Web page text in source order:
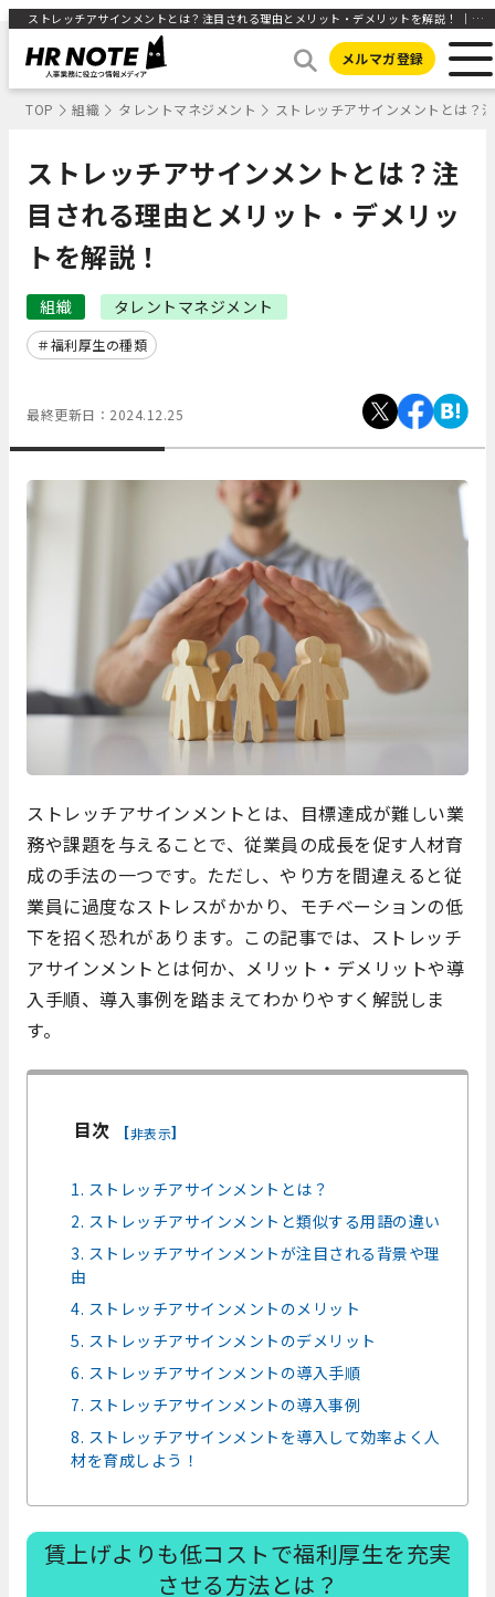
ストレッチアサインメントとは？注目される理由とメリット・デメリットを解説！ ｜HR NOTE
メルマガ登録
TOP 組織 タレントマネジメント ストレッチアサインメントとは？
ストレッチアサインメントとは？注
目される理由とメリット・デメリッ
トを解説！
組織 タレントマネジメント
福利厚生の種類
最終更新日： 2024.12.25
ストレッチアサインメントとは、目標達成が難しい業
務や課題を与えることで、従業員の成長を促す人材育
成の手法の一つです。ただし、やり方を間違えると従
業員に過度なストレスがかかり、モチベーションの低
下を招く恐れがあります。この記事では、ストレッチ
アサインメントとは何か、メリット・デメリットや導
入手順、導入事例を踏まえてわかりやすく解説しま
す。
目次 [非表示]
1. ストレッチアサインメントとは？
2. ストレッチアサインメントと類似する用語の違い
3. ストレッチアサインメントが注目される背景や理
由
4. ストレッチアサインメントのメリット
5. ストレッチアサインメントのデメリット
6. ストレッチアサインメントの導入手順
7. ストレッチアサインメントの導入事例
8. ストレッチアサインメントを導入して効率よく人
材を育成しよう！
賃上げよりも低コストで福利厚生を充実
させる方法とは？